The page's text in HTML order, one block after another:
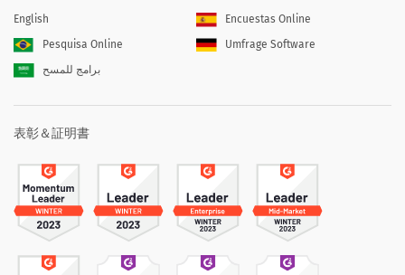
English
Encuestas Online
Pesquisa Online
Umfrage Software
برامج للمسح
表彰＆証明書